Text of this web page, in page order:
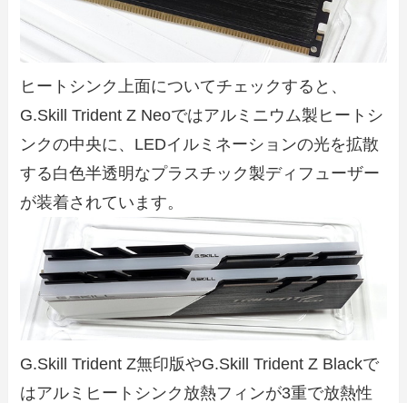
ヒートシンク上面についてチェックすると、
G.Skill Trident Z Neoではアルミニウム製ヒートシ
ンクの中央に、LEDイルミネーションの光を拡散
する白色半透明なプラスチック製ディフューザー
が装着されています。
G.Skill Trident Z無印版やG.Skill Trident Z Blackで
はアルミヒートシンク放熱フィンが3重で放熱性